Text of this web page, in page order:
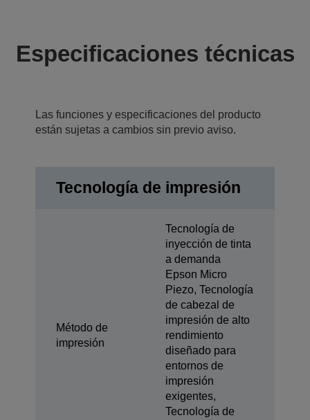
Especificaciones técnicas
Las funciones y especificaciones del producto
están sujetas a cambios sin previo aviso.
Tecnología de impresión
Método de
impresión
Tecnología de
inyección de tinta
a demanda
Epson Micro
Piezo, Tecnología
de cabezal de
impresión de alto
rendimiento
diseñado para
entornos de
impresión
exigentes,
Tecnología de